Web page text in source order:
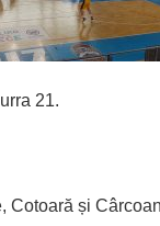
21.
Cotoară și